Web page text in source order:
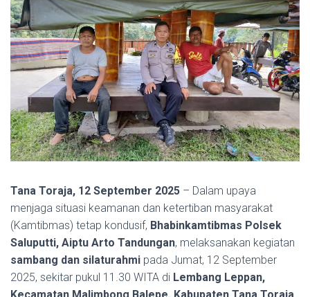
Tana Toraja, 12 September 2025 – Dalam upaya
menjaga situasi keamanan dan ketertiban masyarakat
(Kamtibmas) tetap kondusif, Bhabinkamtibmas Polsek
Saluputti, Aiptu Arto Tandungan, melaksanakan kegiatan
sambang dan silaturahmi pada Jumat, 12 September
2025, sekitar pukul 11.30 WITA di Lembang Leppan,
Kecamatan Malimbong Balepe, Kabupaten Tana Toraja